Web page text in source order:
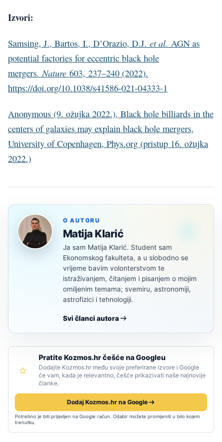
Izvori:
Samsing, J., Bartos, I., D’Orazio, D.J. et al. AGN as
potential factories for eccentric black hole
mergers.Nature 603, 237–240 (2022).
https://doi.org/10.1038/s41586-021-04333-1
Anonymous (9. ožujka 2022.), Black hole billiards in the
centers of galaxies may explain black hole mergers,
University of Copenhagen, Phys.org (pristup 16. ožujka
2022.)
O AUTORU
Matija Klarić
Ja sam Matija Klarić. Student sam
Ekonomskog fakulteta, a u slobodno se
vrijeme bavim volonterstvom te
istraživanjem, čitanjem i pisanjem o mojim
omiljenim temama; svemiru, astronomiji,
astrofizici i tehnologiji.
Svi članci autora
Pratite Kozmos.hr češće na Googleu
Dodajte Kozmos.hr među svoje preferirane izvore i Google
će vam, kada je relevantno, češće prikazivati naše najnovije
članke.
Dodaj Kozmos.hr na Google
Potrebno je biti prijavljen na Google račun. Odabir možete promijeniti u bilo kojem
trenutku.